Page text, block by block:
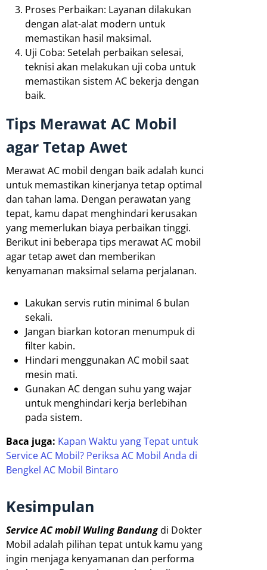
Proses Perbaikan: Layanan dilakukan
dengan alat-alat modern untuk
memastikan hasil maksimal.
Uji Coba: Setelah perbaikan selesai,
teknisi akan melakukan uji coba untuk
memastikan sistem AC bekerja dengan
baik.
Tips Merawat AC Mobil
agar Tetap Awet
Merawat AC mobil dengan baik adalah kunci
untuk memastikan kinerjanya tetap optimal
dan tahan lama. Dengan perawatan yang
tepat, kamu dapat menghindari kerusakan
yang memerlukan biaya perbaikan tinggi.
Berikut ini beberapa tips merawat AC mobil
agar tetap awet dan memberikan
kenyamanan maksimal selama perjalanan.
Lakukan servis rutin minimal 6 bulan
sekali.
Jangan biarkan kotoran menumpuk di
filter kabin.
Hindari menggunakan AC mobil saat
mesin mati.
Gunakan AC dengan suhu yang wajar
untuk menghindari kerja berlebihan
pada sistem.
Baca juga: Kapan Waktu yang Tepat untuk
Service AC Mobil? Periksa AC Mobil Anda di
Bengkel AC Mobil Bintaro
Kesimpulan
Service AC mobil Wuling Bandungdi Dokter
Mobil adalah pilihan tepat untuk kamu yang
ingin menjaga kenyamanan dan performa